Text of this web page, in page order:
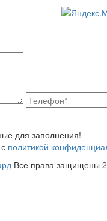
для заполнения!
политикой
Все права защищены